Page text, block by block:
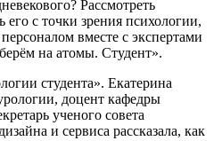
Рассмотреть
его с точки зрения психологии,
вместе с экспертами
на атомы. Студент».
студента». Екатерина
доцент кафедры
ученого совета
и сервиса рассказала, как